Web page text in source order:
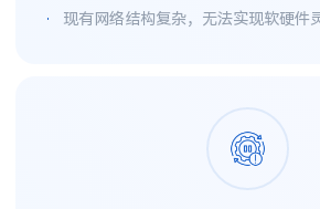
现有网络结构复杂，无法实现软硬件